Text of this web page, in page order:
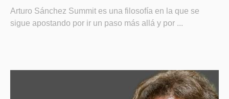
Arturo Sánchez Summit es una filosofía en la que se
sigue apostando por ir un paso más allá y por ...